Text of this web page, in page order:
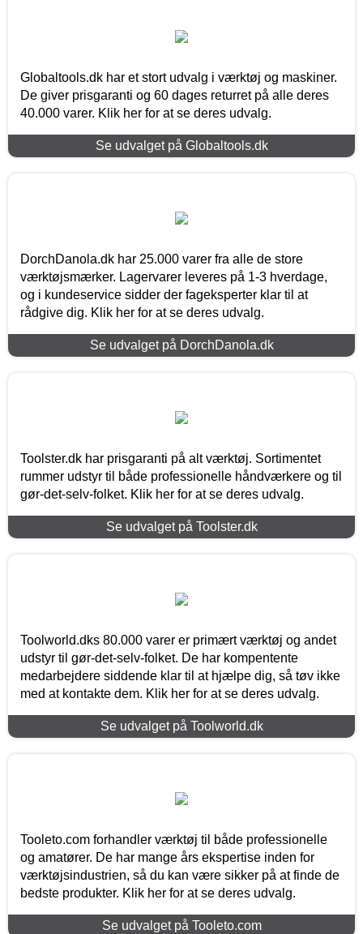
Globaltools.dk har et stort udvalg i værktøj og maskiner.
De giver prisgaranti og 60 dages returret på alle deres
40.000 varer. Klik her for at se deres udvalg.
Se udvalget på Globaltools.dk
DorchDanola.dk har 25.000 varer fra alle de store
værktøjsmærker. Lagervarer leveres på 1-3 hverdage,
og i kundeservice sidder der fageksperter klar til at
rådgive dig. Klik her for at se deres udvalg.
Se udvalget på DorchDanola.dk
Toolster.dk har prisgaranti på alt værktøj. Sortimentet
rummer udstyr til både professionelle håndværkere og til
gør-det-selv-folket. Klik her for at se deres udvalg.
Se udvalget på Toolster.dk
Toolworld.dks 80.000 varer er primært værktøj og andet
udstyr til gør-det-selv-folket. De har kompentente
medarbejdere siddende klar til at hjælpe dig, så tøv ikke
med at kontakte dem. Klik her for at se deres udvalg.
Se udvalget på Toolworld.dk
Tooleto.com forhandler værktøj til både professionelle
og amatører. De har mange års ekspertise inden for
værktøjsindustrien, så du kan være sikker på at finde de
bedste produkter. Klik her for at se deres udvalg.
Se udvalget på Tooleto.com